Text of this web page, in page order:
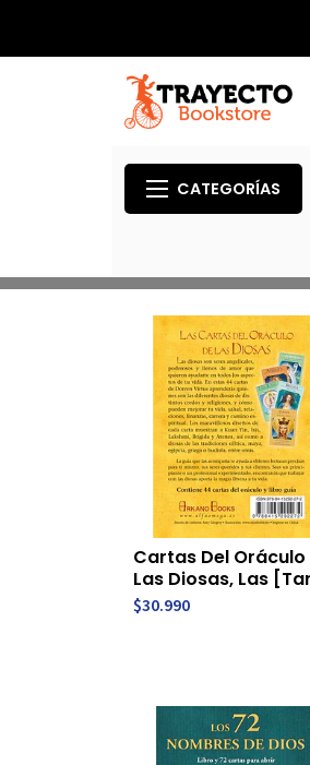
CATEGORÍAS
Cartas Del Oráculo
Las Diosas, Las
$30.990